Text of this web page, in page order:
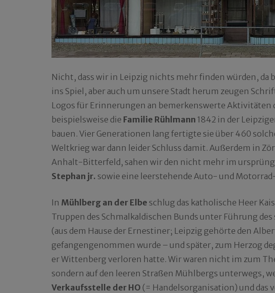
Nicht, dass wir in Leipzig nichts mehr finden würden,
ins Spiel, aber auch um unsere Stadt herum zeugen
Logos für Erinnerungen an bemerkenswerte Aktivitäten
beispielsweise die Familie Rühlmann 1842 in der
bauen. Vier Generationen lang fertigte sie über 460
Weltkrieg war dann leider Schluss damit. Außerdem in
Anhalt-Bitterfeld, sahen wir den nicht mehr im
Stephan jr. sowie eine leerstehende Auto- und
In Mühlberg an der Elbe schlug das katholische Heer
Truppen des Schmalkaldischen Bunds unter Führung
(aus dem Hause der Ernestiner; Leipzig gehörte den
gefangengenommen wurde – und später, zum Herzog
er Wittenberg verloren hatte. Wir waren nicht im zum
sondern auf den leeren Straßen Mühlbergs unterwegs,
Verkaufsstelle der HO (= Handelsorganisation) und das